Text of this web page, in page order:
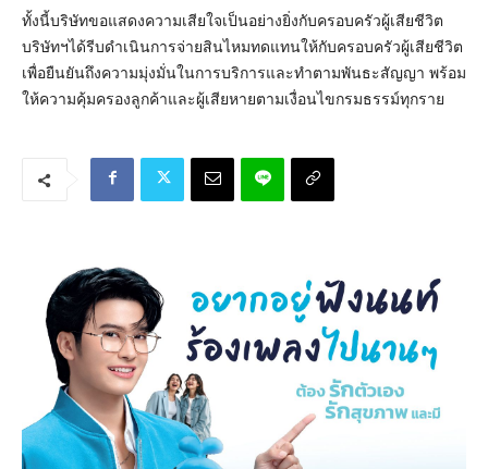
ทั้งนี้บริษัทขอแสดงความเสียใจเป็นอย่างยิ่งกับครอบครัวผู้เสียชีวิต
บริษัทฯได้รีบดำเนินการจ่ายสินไหมทดแทนให้กับครอบครัวผู้เสียชีวิต
เพื่อยืนยันถึงความมุ่งมั่นในการบริการและทำตามพันธะสัญญา พร้อม
ให้ความคุ้มครองลูกค้าและผู้เสียหายตามเงื่อนไขกรมธรรม์ทุกราย